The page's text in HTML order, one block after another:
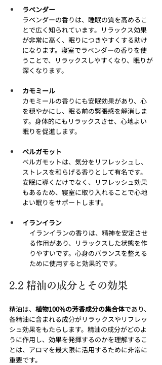
ラベンダー
ラベンダーの香りは、睡眠の質を高めるこ
とで広く知られています。リラックス効果
が非常に高く、眠りにつきやすくする助け
になります。寝室でラベンダーの香りを使
うことで、リラックスしやすくなり、眠りが
深くなります。
カモミール
カモミールの香りにも安眠効果があり、心
を穏やかにし、眠る前の緊張感を解消しま
す。身体的にもリラックスさせ、心地よい
眠りを促進します。
ベルガモット
ベルガモットは、気分をリフレッシュし、
ストレスを和らげる香りとして有名です。
安眠に導くだけでなく、リフレッシュ効果
もあるため、寝室に取り入れることで心地
よい眠りをサポートします。
イランイラン
イランイランの香りは、精神を安定させ
る作用があり、リラックスした状態を作
りやすいです。心身のバランスを整える
ために使用すると効果的です。
2.2 精油の成分とその効果
精油は、 植物100%の芳香成分の集合体であり、
各精油に含まれる成分がリラックスやリフレッ
シュ効果をもたらします。精油の成分がどのよ
うに作用し、効果を発揮するのかを理解するこ
とは、アロマを最大限に活用するために非常に
重要です。